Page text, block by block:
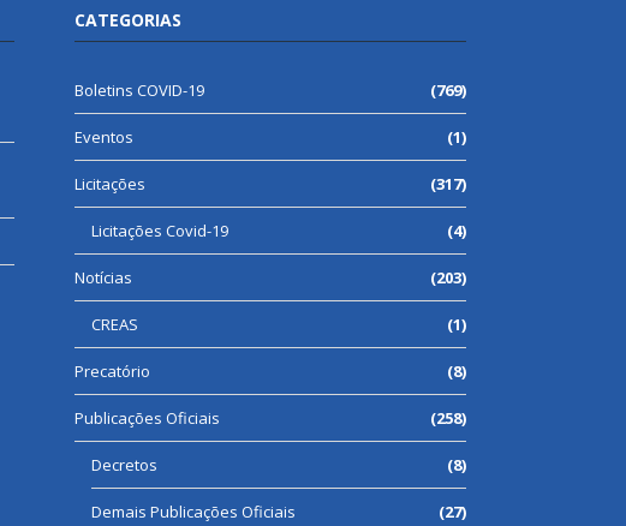
CATEGORIAS
Boletins COVID-19 (769)
Eventos (1)
Licitações (317)
Licitações Covid-19 (4)
Notícias (203)
CREAS (1)
Precatório (8)
Publicações Oficiais (258)
Decretos (8)
Demais Publicações Oficiais (27)